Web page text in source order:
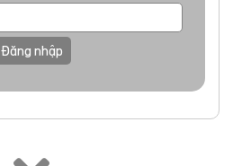
Đăng nhập